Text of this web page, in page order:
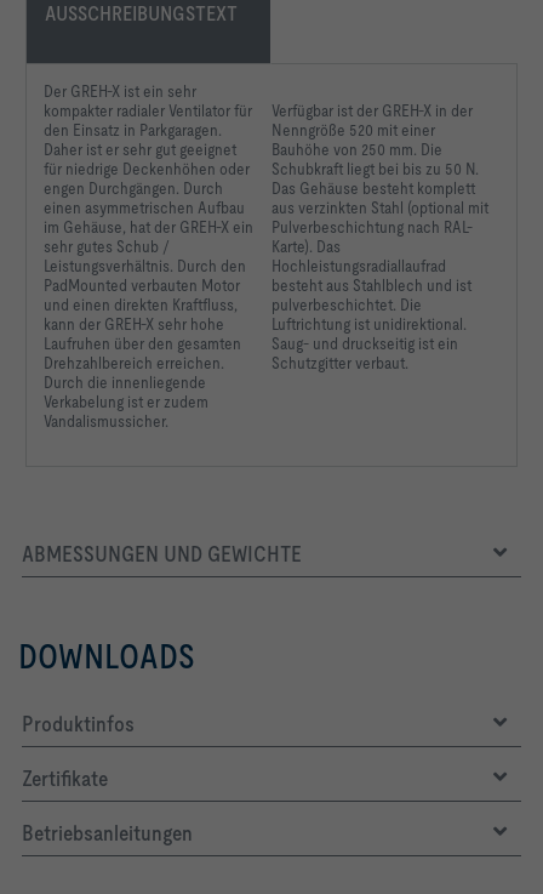
AUSSCHREIBUNGSTEXT
Der GREH-X ist ein sehr
kompakter radialer Ventilator für
den Einsatz in Parkgaragen.
Daher ist er sehr gut geeignet
für niedrige Deckenhöhen oder
engen Durchgängen. Durch
einen asymmetrischen Aufbau
im Gehäuse, hat der GREH-X ein
sehr gutes Schub /
Leistungsverhältnis. Durch den
PadMounted verbauten Motor
und einen direkten Kraftfluss,
kann der GREH-X sehr hohe
Laufruhen über den gesamten
Drehzahlbereich erreichen.
Durch die innenliegende
Verkabelung ist er zudem
Vandalismussicher.
Verfügbar ist der GREH-X in der
Nenngröße 520 mit einer
Bauhöhe von 250 mm. Die
Schubkraft liegt bei bis zu 50 N.
Das Gehäuse besteht komplett
aus verzinkten Stahl (optional mit
Pulverbeschichtung nach RAL-
Karte). Das
Hochleistungsradiallaufrad
besteht aus Stahlblech und ist
pulverbeschichtet. Die
Luftrichtung ist unidirektional.
Saug- und druckseitig ist ein
Schutzgitter verbaut.
ABMESSUNGEN UND GEWICHTE
DOWNLOADS
Produktinfos
Zertifikate
Betriebsanleitungen